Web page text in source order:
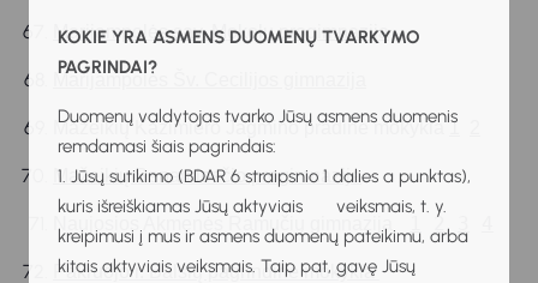
KOKIE YRA ASMENS DUOMENŲ TVARKYMO
PAGRINDAI?
Duomenų valdytojas tvarko Jūsų asmens duomenis
remdamasi šiais pagrindais:
1. Jūsų sutikimo (BDAR 6 straipsnio 1 dalies a punktas),
kuris išreiškiamas Jūsų aktyviais veiksmais, t. y.
kreipimusi į mus ir asmens duomenų pateikimu, arba
kitais aktyviais veiksmais. Taip pat, gavę Jūsų
Marijampolės sav. Mokolų progimnazija
Marijampolės Šv. Cecilijos gimnazija
Mažeikių Kazimiero Jagmino pradinė mokykla 1
Mažeikių Senamiesčio progimnazija
Naujosios Akmenės Ramučių gimnazija 2
Pakruojo r. Balsių pagrindinė mokykla